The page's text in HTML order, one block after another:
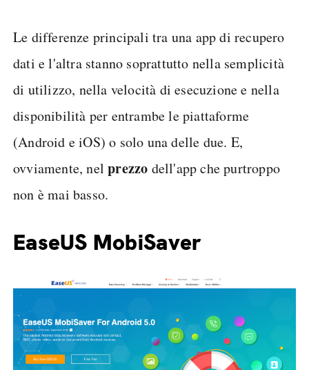
Le differenze principali tra una app di recupero
dati e l'altra stanno soprattutto nella semplicità
di utilizzo, nella velocità di esecuzione e nella
disponibilità per entrambe le piattaforme
(Android e iOS) o solo una delle due. E,
ovviamente, nelprezzo dell'app che purtroppo
non è mai basso.
EaseUS MobiSaver